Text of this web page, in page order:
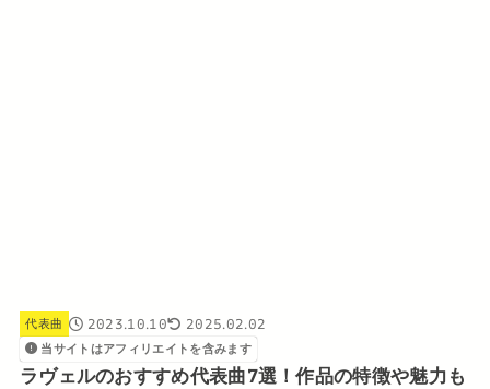
代表曲 2023.10.10 2025.02.02
当サイトはアフィリエイトを含みます
ラヴェルのおすすめ代表曲7選！作品の特徴や魅力も